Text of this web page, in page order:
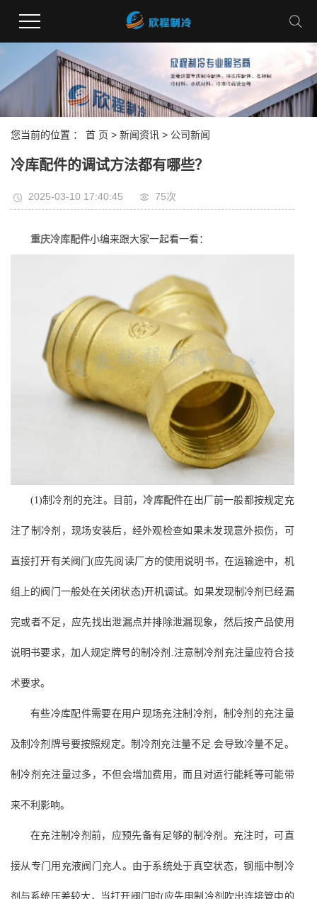
您当前的位置 ： 首 页 > 新闻资讯 > 公司新闻
冷库配件的调试方法都有哪些？
2025-03-10 17:40:45 75次
重庆冷库配件小编来跟大家一起看一看：
(1)制冷剂的充注。目前，冷库配件在出厂前一般都按规定充
注了制冷剂，现场安装后，经外观检查如果未发现意外损伤，可
直接打开有关阀门(应先阅读厂方的使用说明书，在运输途中，机
组上的阀门一般处在关闭状态)开机调试。如果发现制冷剂已经漏
完或者不足，应先找出泄漏点并排除泄漏现象，然后按产品使用
说明书要求，加人规定牌号的制冷剂.注意制冷剂充注量应符合技
术要求。
有些冷库配件需要在用户现场充注制冷剂，制冷剂的充注量
及制冷剂牌号要按照规定。制冷剂充注量不足.会导致冷量不足。
制冷剂充注量过多，不但会增加费用，而且对运行能耗等可能带
来不利影响。
在充注制冷剂前，应预先备有足够的制冷剂。充注时，可直
接从专门用充液阀门充人。由于系统处于真空状态，钢瓶中制冷
剂与系统压差较大，当打开阀门时(应先用制冷剂吹出连接管中的